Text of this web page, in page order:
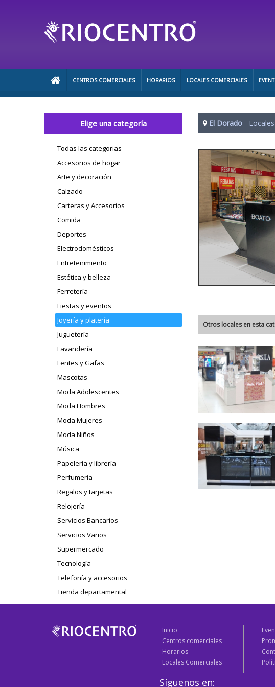
CENTROS COMERCIALES HORARIOS LOCALES COMERCIALES
Elige una categoría
Todas las categorias
Accesorios de hogar
Arte y decoración
Calzado
Carteras y Accesorios
Comida
Deportes
Electrodomésticos
Entretenimiento
Estética y belleza
Ferretería
Fiestas y eventos
Joyería y platería
Juguetería
Lavandería
Lentes y Gafas
Mascotas
Moda Adolescentes
Moda Hombres
Moda Mujeres
Moda Niños
Música
Papelería y librería
Perfumería
Regalos y tarjetas
Relojería
Servicios Bancarios
Servicios Varios
Supermercado
Tecnología
Telefonía y accesorios
Tienda departamental
El Dorado -
Otros locales en esta
Inicio
Centros comerciales
Horarios
Locales Comerciales
Síguenos en: